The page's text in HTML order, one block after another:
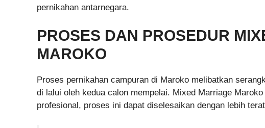
pernikahan antarnegara.
PROSES DAN PROSEDUR
MAROKO
Proses pernikahan campuran di Maroko melibatkan
di lalui oleh kedua calon mempelai. Mixed Marriage
profesional, proses ini dapat diselesaikan dengan lebih